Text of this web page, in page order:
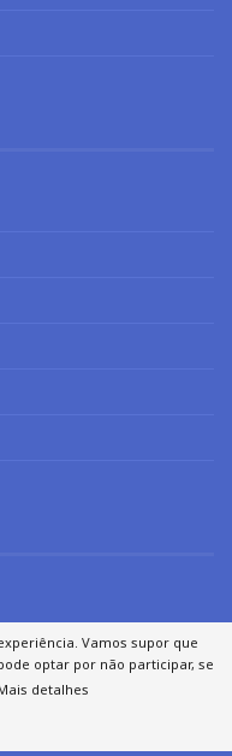
Vamos supor que
optar por não participar, se
detalhes